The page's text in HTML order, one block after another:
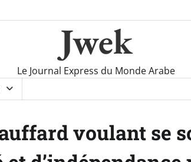
Jwek
Le Journal Express du Monde Arabe
voulant se